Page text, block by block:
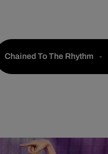
Chained To The Rhythm -